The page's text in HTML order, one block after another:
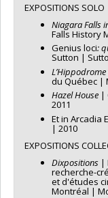
EXPOSITIONS SOLO
Niagara Falls
Falls History
Genius loci:
Sutton |
du Québec |
Hazel House |
2011
Et in Arcadia
| 2010
EXPOSITIONS
Dixpositions |
recherche-
et d'études
Montréal |